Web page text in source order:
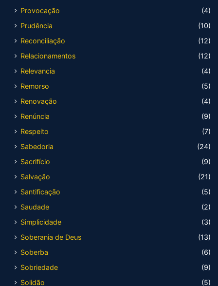
Provocação
(4)
Prudência
(10)
Reconciliação
(12)
Relacionamentos
(12)
Relevancia
(4)
Remorso
(5)
Renovação
(4)
Renúncia
(9)
Respeito
(7)
Sabedoria
(24)
Sacrifício
(9)
Salvação
(21)
Santificação
(5)
Saudade
(2)
Simplicidade
(3)
Soberania de Deus
(13)
Soberba
(6)
Sobriedade
(9)
Solidão
(5)